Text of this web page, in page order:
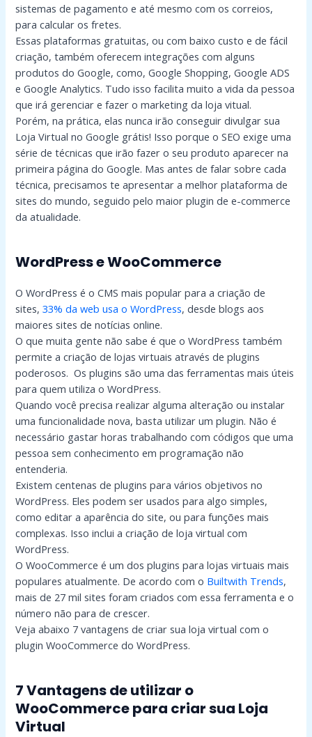
sistemas de pagamento e até mesmo com os correios,
para calcular os fretes.
Essas plataformas gratuitas, ou com baixo custo e de fácil
criação, também oferecem integrações com alguns
produtos do Google, como, Google Shopping, Google ADS
e Google Analytics. Tudo isso facilita muito a vida da pessoa
que irá gerenciar e fazer o marketing da loja vitual.
Porém, na prática, elas nunca irão conseguir divulgar sua
Loja Virtual no Google grátis! Isso porque o SEO exige uma
série de técnicas que irão fazer o seu produto aparecer na
primeira página do Google. Mas antes de falar sobre cada
técnica, precisamos te apresentar a melhor plataforma de
sites do mundo, seguido pelo maior plugin de e-commerce
da atualidade.
WordPress e WooCommerce
O WordPress é o CMS mais popular para a criação de
sites,33% da web usa o WordPress, desde blogs aos
maiores sites de notícias online.
O que muita gente não sabe é que o WordPress também
permite a criação de lojas virtuais através de plugins
poderosos. Os plugins são uma das ferramentas mais úteis
para quem utiliza o WordPress.
Quando você precisa realizar alguma alteração ou instalar
uma funcionalidade nova, basta utilizar um plugin. Não é
necessário gastar horas trabalhando com códigos que uma
pessoa sem conhecimento em programação não
entenderia.
Existem centenas de plugins para vários objetivos no
WordPress. Eles podem ser usados para algo simples,
como editar a aparência do site, ou para funções mais
complexas. Isso inclui a criação de loja virtual com
WordPress.
O WooCommerce é um dos plugins para lojas virtuais mais
populares atualmente. De acordo com o Builtwith Trends,
mais de 27 mil sites foram criados com essa ferramenta e o
número não para de crescer.
Veja abaixo 7 vantagens de criar sua loja virtual com o
plugin WooCommerce do WordPress.
7 Vantagens de utilizar o
WooCommerce para criar sua Loja
Virtual